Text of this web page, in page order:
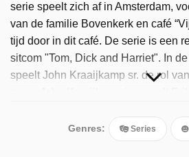
serie speelt zich af in Amsterdam,
van de familie Bovenkerk en café
tijd door in dit café. De serie is een
sitcom "Tom, Dick and Harriet". In
speelt John Kraaijkamp sr. de rol
uitgezonden door de VARA en later
Genres: Series